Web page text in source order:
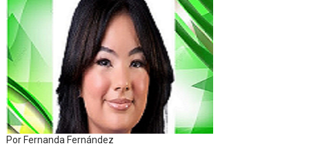
Por Fernanda Fernández